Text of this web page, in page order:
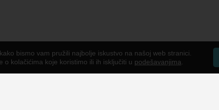
bismo vam pružili najbolje iskustvo na našoj web stranici.
o kolačićima koje koristimo ili ih isključiti u podešavanjima